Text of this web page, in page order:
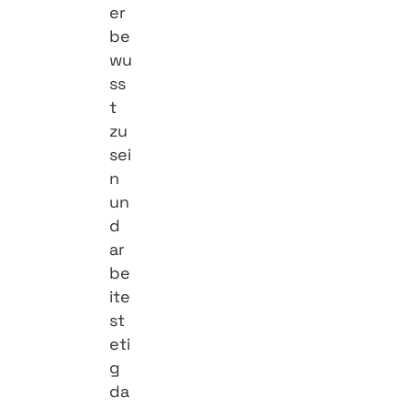
er
be
wu
ss
t
zu
sei
n
un
d
ar
be
ite
st
eti
g
da